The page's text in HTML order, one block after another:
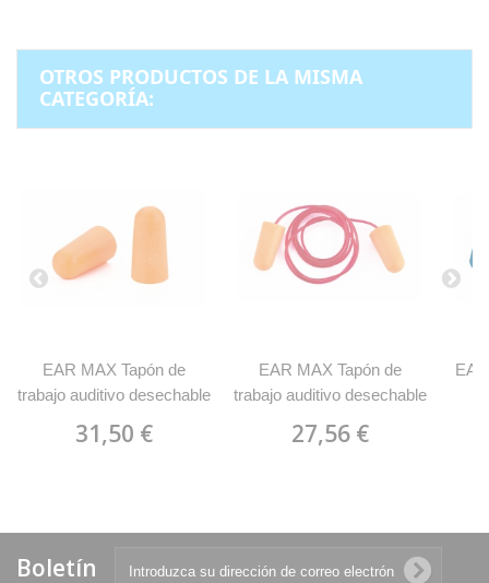
OTROS PRODUCTOS DE LA MISMA
CATEGORÍA:
EAR MAX Tapón de
trabajo auditivo desechable
31,50 €
EAR MAX Tapón de
trabajo auditivo desechable
1988TDCN
27,56 €
Boletín